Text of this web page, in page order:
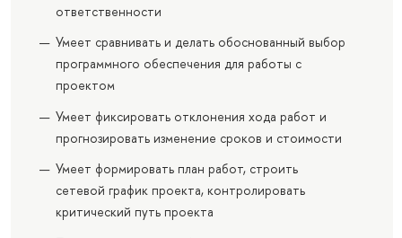
ответственности
Умеет сравнивать и делать обоснованный выбор
программного обеспечения для работы с
проектом
Умеет фиксировать отклонения хода работ и
прогнозировать изменение сроков и стоимости
Умеет формировать план работ, строить
сетевой график проекта, контролировать
критический путь проекта